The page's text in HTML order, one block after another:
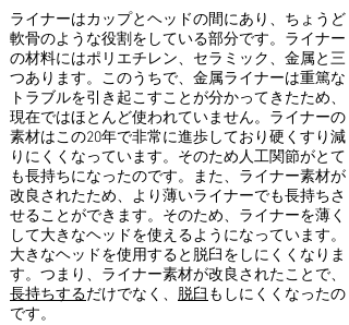
ライナーはカップとヘッドの間にあり、ちょうど
軟骨のような役割をしている部分です。ライナー
の材料にはポリエチレン、セラミック、金属と三
つあります。このうちで、金属ライナーは重篤な
トラブルを引き起こすことが分かってきたため、
現在ではほとんど使われていません。ライナーの
素材はこの20年で非常に進歩しており硬くすり減
りにくくなっています。そのため人工関節がとて
も長持ちになったのです。また、ライナー素材が
改良されたため、より薄いライナーでも長持ちさ
せることができます。そのため、ライナーを薄く
して大きなヘッドを使えるようになっています。
大きなヘッドを使用すると脱臼をしにくくなりま
す。つまり、ライナー素材が改良されたことで、
長持ちするだけでなく、 脱臼 もしにくくなったの
です。